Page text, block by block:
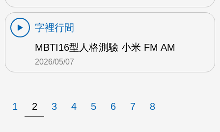
字裡行間
MBTI16型人格測驗 小米 FM AM
2026/05/07
1 2 3 4 5 6 7 8